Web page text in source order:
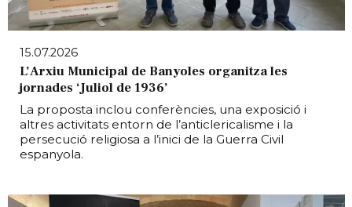
15.07.2026
L’Arxiu Municipal de Banyoles organitza les
jornades ‘Juliol de 1936’
La proposta inclou conferències, una exposició i
altres activitats entorn de l’anticlericalisme i la
persecució religiosa a l’inici de la Guerra Civil
espanyola.